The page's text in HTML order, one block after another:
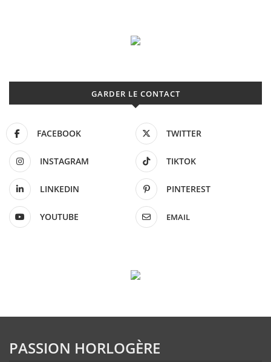
GARDER LE CONTACT
FACEBOOK TWITTER
INSTAGRAM TIKTOK
LINKEDIN PINTEREST
YOUTUBE EMAIL
PASSION HORLOGÈRE